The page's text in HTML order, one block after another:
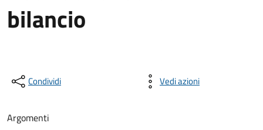
bilancio
Condividi Vedi azioni
Argomenti